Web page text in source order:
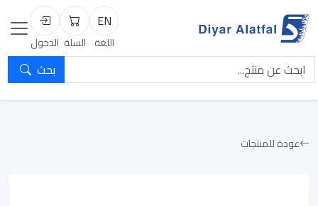
EN
اللغة
السلة
السلة
تسجيل
الدخول
بحث
عودة للمنتجات